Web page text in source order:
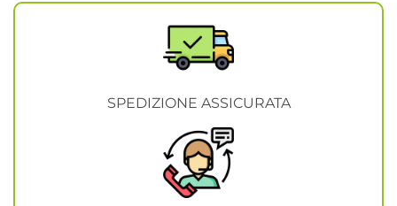
SPEDIZIONE ASSICURATA